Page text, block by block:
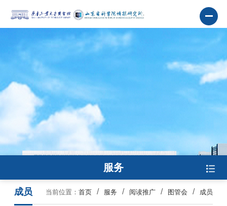
服务
当前位置：首页 服务 阅读推广 图管会 成员
成员